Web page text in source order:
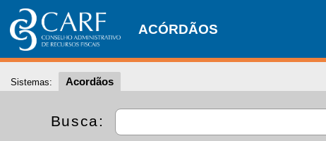
ACÓRDÃOS
Sistemas: Acordãos
Busca: